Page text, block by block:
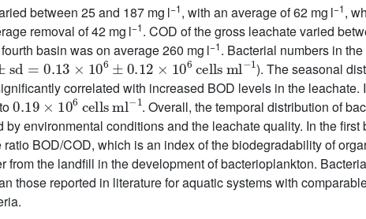
between 25 and 187 mg l−1, with an average of 62 mg l−1,
removal of 42 mg l−1. COD of the gross leachate varied
basin was on average 260 mg l−1. Bacterial numbers in
sd=0.13×106±0.12×106 cellsml −1
). The seasonal
correlated with increased BOD levels in the
to
0.19×106 cellsml−1
. Overall, the temporal distribution of
environmental conditions and the leachate quality. In the
BOD/COD, which is an index of the biodegradability of
from the landfill in the development of bacterioplankton.
those reported in literature for aquatic systems with